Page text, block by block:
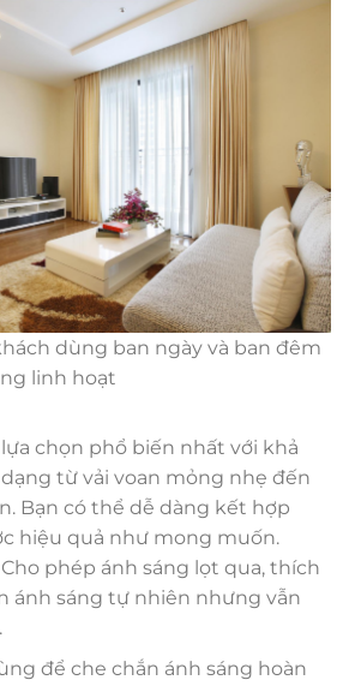
dùng ban ngày và ban đêm
linh hoạt
lựa chọn phổ biến nhất với khả
từ vải voan mỏng nhẹ đến
Bạn có thể dễ dàng kết hợp
hiệu quả như mong muốn.
phép ánh sáng lọt qua, thích
ánh sáng tự nhiên nhưng vẫn
để che chắn ánh sáng hoàn